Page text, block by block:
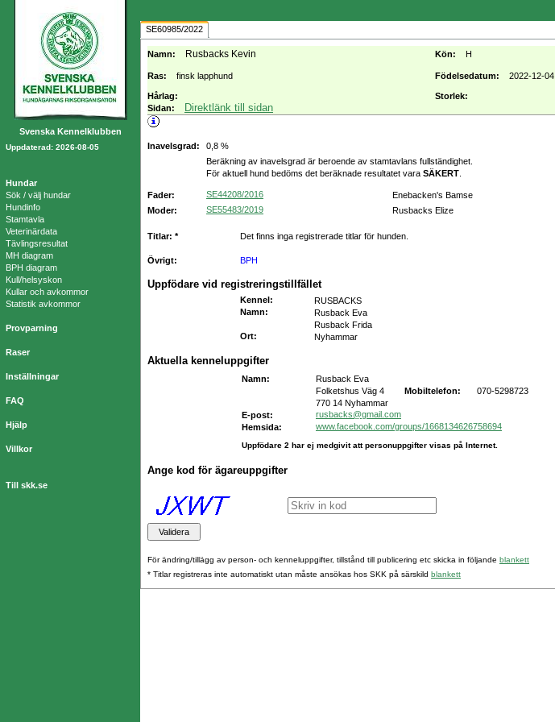
Svenska Kennelklubben
Uppdaterad: 2026-08-05
Hundar
Sök / välj hundar
Hundinfo
Stamtavla
Veterinärdata
Tävlingsresultat
MH diagram
BPH diagram
Kull/helsyskon
Kullar och avkommor
Statistik avkommor
Provparning
Raser
Inställningar
FAQ
Hjälp
Villkor
Till skk.se
SE60985/2022
Namn: Rusbacks Kevin Kön: H
Ras: finsk lapphund Födelsedatum: 2022-12-04
Hårlag: Storlek:
Sidan:
Direktlänk till sidan
Inavelsgrad:
0,8 %
Beräkning av inavelsgrad är beroende av stamtavlans fullständighet.
För aktuell hund bedöms det beräknade resultatet vara SÄKERT
Fader: SE44208/2016
Enebacken's Bamse
Moder:
SE55483/2019 Rusbacks Elize
Titlar: * Det finns inga registrerade titlar för hunden.
Övrigt: BPH
Uppfödare vid registreringstillfället
Kennel :
RUSBACKS
Namn:
Rusback Eva
Rusback Frida
Ort: Nyhammar
Aktuella kenneluppgifter
Namn:
Rusback Eva
Folketshus Väg 4
Mobiltelefon:
070-5298723
770 14 Nyhammar
E-post:
rusbacks@gmail.com
Hemsida:
www.facebook.com/groups/1668134626758694
Uppfödare 2 har ej medgivit att personuppgifter visas på Internet.
Ange kod för ägareuppgifter
För ändring/tillägg av person- och kenneluppgifter, tillstånd till publicering etc skicka in följande blankett
* Titlar registreras inte automatiskt utan måste ansökas hos SKK på särskild blankett